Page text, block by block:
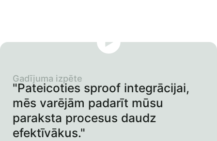
"Pateicoties sproof integrācijai,
mēs varējām padarīt mūsu
paraksta procesus daudz
efektīvākus."
Gadījuma izpēte